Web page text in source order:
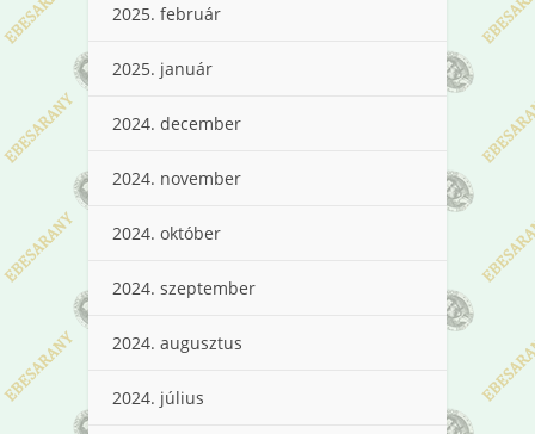
2025. február
2025. január
2024. december
2024. november
2024. október
2024. szeptember
2024. augusztus
2024. július